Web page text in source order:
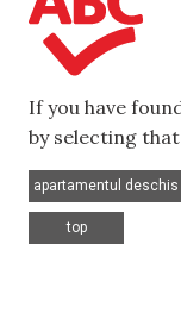
If you have
by selecting
apartamentul deschis
top